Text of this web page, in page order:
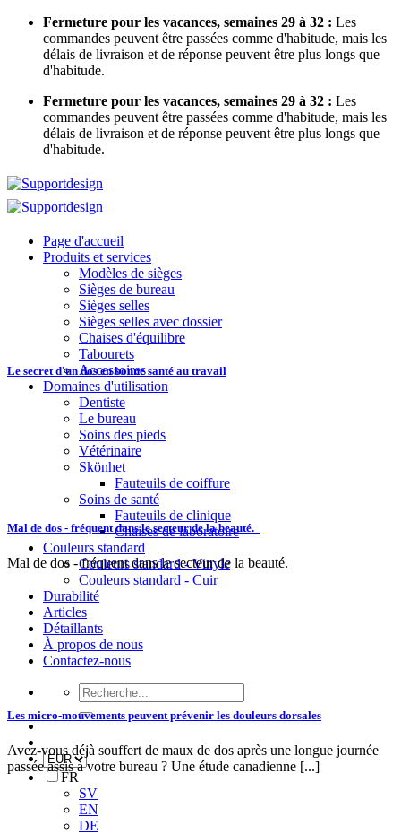
Skip
content
Fermeture pour les vacances, semaines 29 à 32 : Les
commandes peuvent être passées comme d'habitude, mais les
délais de livraison et de réponse peuvent être plus longs que
d'habitude.
Fermeture pour les vacances, semaines 29 à 32 : Les
commandes peuvent être passées comme d'habitude, mais les
délais de livraison et de réponse peuvent être plus longs que
d'habitude.
Page d'accueil
Produits et services
Modèles de sièges
Sièges de bureau
Sièges selles
Sièges selles avec dossier
Chaises d'équilibre
Tabourets
Accessoires
Domaines d'utilisation
Dentiste
Le bureau
Soins des pieds
Vétérinaire
Skönhet
Fauteuils de coiffure
Soins de santé
Fauteuils de clinique
Chaises de laboratoire
Couleurs standard
Couleurs standard - Vinyle
Couleurs standard - Cuir
Durabilité
Articles
Détaillants
À propos de nous
Contactez-nous
Recherche
de
:
FR
SV
EN
DE
Le secret d'un dos en bonne santé au travail
Mal de dos - fréquent dans le secteur de la beauté.
Mal de dos - fréquent dans le secteur de la beauté.
Les micro-mouvements peuvent prévenir les douleurs dorsales
Avez-vous déjà souffert de maux de dos après une longue journée
passée assis à votre bureau ? Une étude canadienne [...]